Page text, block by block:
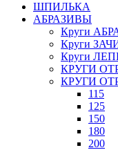
ШПИЛЬКА
АБРАЗИВЫ
Круги
Круги
Круги
КРУГИ
КРУГИ
115
125
150
180
200